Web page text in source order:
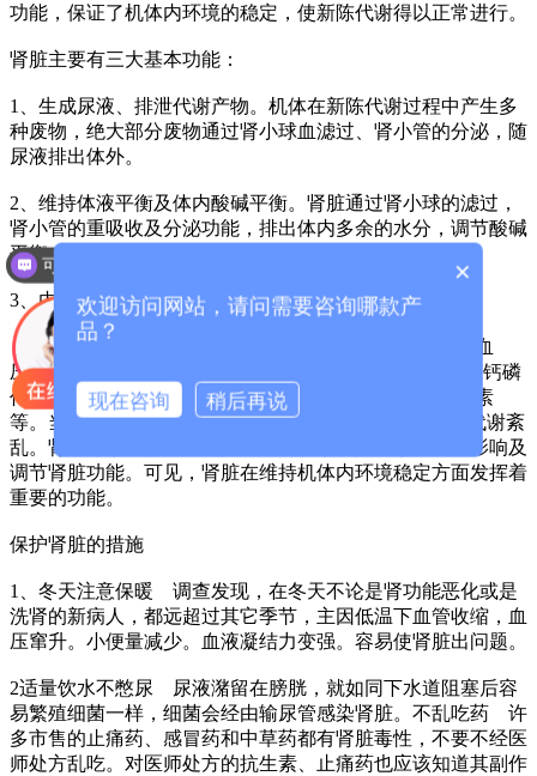
功能，保证了机体内环境的稳定，使新陈代谢得以正常进行。
肾脏主要有三大基本功能：
1、生成尿液、排泄代谢产物。机体在新陈代谢过程中产生多
种废物，绝大部分废物通过肾小球血滤过、肾小管的分泌，随
尿液排出体外。
2、维持体液平衡及体内酸碱平衡。肾脏通过肾小球的滤过，
肾小管的重吸收及分泌功能，排出体内多余的水分，调节酸碱
平衡，维持内环境的稳定。
3、内分泌功能。
分泌肾素、前列腺素、激肽。通过前列腺素系统来调节血
压。促红细胞生成素。刺激骨髓造血。活性VitD3 。调节钙磷
代谢。 许多内分泌激素降解场所——如胰岛素、胃肠激素
等。当肾功能不全时这些激素T1/2明显延长，从而引起代谢紊
乱。肾外激素的靶器官。如甲状旁腺素、降钙素等。可影响及
调节肾脏功能。可见，肾脏在维持机体内环境稳定方面发挥着
重要的功能。
保护肾脏的措施
1、冬天注意保暖 调查发现，在冬天不论是肾功能恶化或是
洗肾的新病人，都远超过其它季节，主因低温下血管收缩，血
压窜升。小便量减少。血液凝结力变强。容易使肾脏出问题。
2适量饮水不憋尿 尿液潴留在膀胱，就如同下水道阻塞后容
易繁殖细菌一样，细菌会经由输尿管感染肾脏。不乱吃药 许
多市售的止痛药、感冒药和中草药都有肾脏毒性，不要不经医
师处方乱吃。对医师处方的抗生素、止痛药也应该知道其副作
×
欢迎访问网站，请问需要咨询哪款产
品？
现在咨询 稍后再说